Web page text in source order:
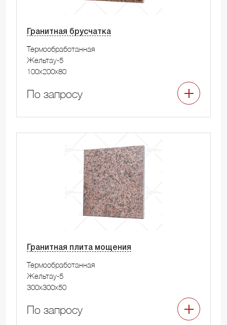
Гранитная брусчатка
Термообработанная
Жельтау-5
100x200x80
По запросу
Гранитная плита мощения
Термообработанная
Жельтау-5
300x300x50
По запросу